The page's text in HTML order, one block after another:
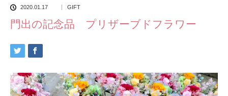
2020.01.17 GIFT
門出の記念品 プリザーブドフラワー